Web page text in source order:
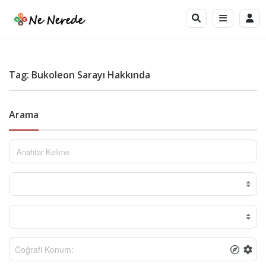
Tag: Bukoleon Sarayı Hakkında
Arama